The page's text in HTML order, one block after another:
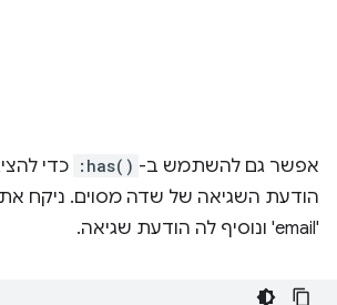
אפשר גם להשתמש ב- :has() כדי
הודעת השגיאה של שדה מסוים. ניקח
'email' ונוסיף לה הודעת שגיאה.